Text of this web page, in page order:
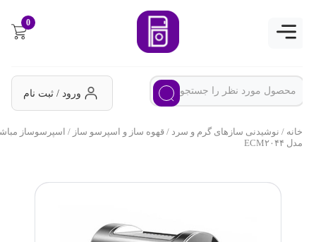
ورود / ثبت نام
خانه/نوشیدنی سازهای گرم و سرد/ قهوه ساز و اسپرسو ساز/ اسپرسوساز مباشی
مدل ECM۲۰۴۴